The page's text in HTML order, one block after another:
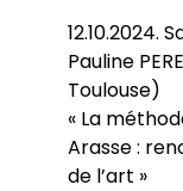
12.10.2024.
Pauline
Toulouse)
« La
Arasse :
de l’art »